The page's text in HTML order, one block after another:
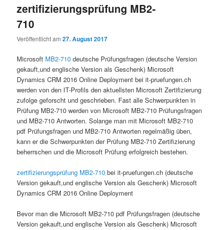
zertifizierungsprüfung MB2-
710
Veröffentlicht am27. August 2017
Microsoft MB2-710 deutsche Prüfungsfragen (deutsche Version
gekauft,und englische Version als Geschenk) Microsoft
Dynamics CRM 2016 Online Deployment bei it-pruefungen.ch
werden von den IT-Profils den aktuellsten Microsoft Zertifizierung
zufolge geforscht und geschrieben. Fast alle Schwerpunkten in
Prüfung MB2-710 werden von Microsoft MB2-710 Prüfungsfragen
und MB2-710 Antworten. Solange man mit Microsoft MB2-710
pdf Prüfungsfragen und MB2-710 Antworten regelmäßig üben,
kann er die Schwerpunkten der Prüfung MB2-710 Zertifizierung
beherrschen und die Microsoft Prüfung erfolgreich bestehen.
zertifizierungsprüfung MB2-710 bei it-pruefungen.ch (deutsche
Version gekauft,und englische Version als Geschenk) Microsoft
Dynamics CRM 2016 Online Deployment
Bevor man die Microsoft MB2-710 pdf Prüfungsfragen (deutsche
Version gekauft,und englische Version als Geschenk) Microsoft